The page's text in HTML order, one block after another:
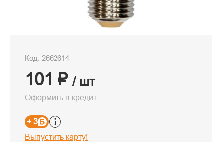
Код: 2662614
101 ₽ / шт
Оформить в кредит
+ 3
Выпустить карту!